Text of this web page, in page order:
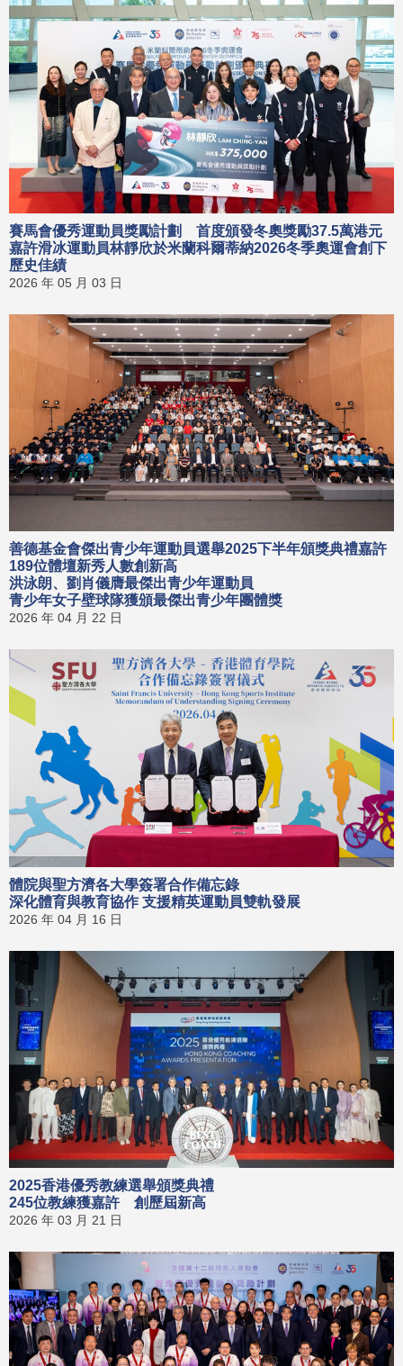
賽馬會優秀運動員獎勵計劃 首度頒發冬奧獎勵37.5萬港元
嘉許滑冰運動員林靜欣於米蘭科爾蒂納2026冬季奧運會創下
歷史佳績
2026 年 05 月 03 日
善德基金會傑出青少年運動員選舉2025下半年頒獎典禮嘉許
189位體壇新秀人數創新高
洪泳朗、劉肖儀膺最傑出青少年運動員
青少年女子壁球隊獲頒最傑出青少年團體獎
2026 年 04 月 22 日
體院與聖方濟各大學簽署合作備忘錄
深化體育與教育協作 支援精英運動員雙軌發展
2026 年 04 月 16 日
2025香港優秀教練選舉頒獎典禮
245位教練獲嘉許 創歷屆新高
2026 年 03 月 21 日